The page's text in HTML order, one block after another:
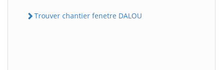
Trouver chantier fenetre DALOU